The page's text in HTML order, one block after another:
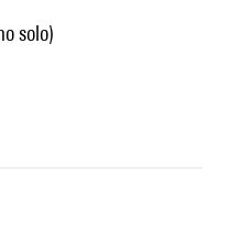
solo)